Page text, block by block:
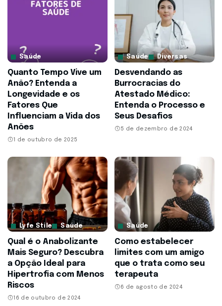
Saúde
Quanto Tempo Vive um
Anão? Entenda a
Longevidade e os
Fatores Que
Influenciam a Vida dos
Anões
1 de outubro de 2025
Saúde Diversas
Desvendando as
Burrocracias do
Atestado Médico:
Entenda o Processo e
Seus Desafios
5 de dezembro de 2024
Lyfe Stile Saúde
Qual é o Anabolizante
Mais Seguro? Descubra
a Opção Ideal para
Hipertrofia com Menos
Riscos
16 de outubro de 2024
Saúde
Como estabelecer
limites com um amigo
que o trata como seu
terapeuta
6 de agosto de 2024